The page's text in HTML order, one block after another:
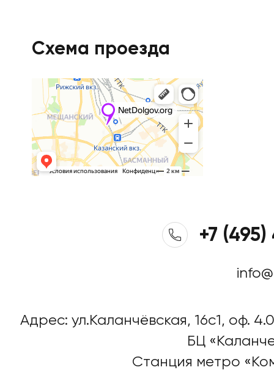
Схема проезда
+7
Адрес: ул.Каланчёвская, 16c1, оф.
БЦ
Станция метро
БАНКРОТСТВО